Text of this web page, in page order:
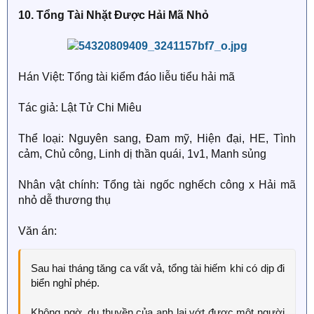
づ~
Diệp Lan nhìn hắn, không nói gì liền gọi điện thoại cho
xem hiện trường gia bạo Long tộc.
Nghe nói, ngày đó nhóm tiểu yêu quái viết nhật ký:
Hôm nay trời mưa rất lớn, Diệp Diệp nói, đây đều là
Một câu tóm tắt: Những tháng ngày dưỡng tiểu long
của một con bán yêu lạc quan.
Trên núi tuyết, tiểu hồ ly biến trở về nguyên hình ôm lấy
run run chui vào áo lông vũ, tức giận thề:
Chờ cậu trả hết nợ, nhất định sẽ bỏ trốn ngay trong
Không bao giờ đi làm công nữa!
- - kết quả cậu lại hot.
vừa vui sướng lại vừa đau đầu ngồi đếm tiền: Khi nào
thì mới có thể chạy trốn đây?
Càng đau đầu hơn đó là: Tại sao gần đây ánh mắt chủ
nợ khi nhìn cậu lại càng ngày càng không đúng?
2.
Ngàn năm trước, thụy thú Bạch Trạch chạm mặt hung
Tần Trầm lại bị tất cả động vật có lông ghét bỏ, vô tình
mừng phát hiện con mèo này không sợ hắn!
Tần Trầm cưng nựng yêu thương mèo nhỏ, đi đâu
quay phim cũng phải mang theo ôm ôm hôn hôn.
* * *
Ngay khi Hứa Giản cảm thấy cứ làm mèo mãi cũng rất
trên giường Tần Trầm.
Bốn mắt nhìn nhau, hai mặt mờ mịt, tình cảnh hết sức
lúng túng.
* * *
10. Tổng Tài Nhặt Được Hải Mã Nhỏ
Hán Việt: Tổng tài kiểm đáo liễu tiểu hải mã
Tác giả: Lật Tử Chi Miêu
Thể loại: Nguyên sang, Đam mỹ, Hiện đại, HE, Tình
cảm, Chủ công, Linh dị thần quái, 1v1, Manh sủng
Nhân vật chính: Tổng tài ngốc nghếch công x Hải mã
nhỏ dễ thương thụ
Văn án:
Sau hai tháng tăng ca vất vả, tổng tài hiếm khi có dịp đi
biển nghỉ phép.